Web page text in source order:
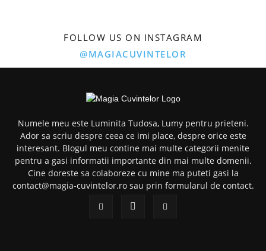
FOLLOW US ON INSTAGRAM
@MAGIACUVINTELOR
Numele meu este Luminita Tudosa, Lumy pentru prieteni.
Ador sa scriu despre ceea ce imi place, despre orice este
interesant. Blogul meu contine mai multe categorii menite
pentru a gasi informatii importante din mai multe domenii.
Cine doreste sa colaboreze cu mine ma puteti gasi la
contact@magia-cuvintelor.ro sau prin formularul de contact.